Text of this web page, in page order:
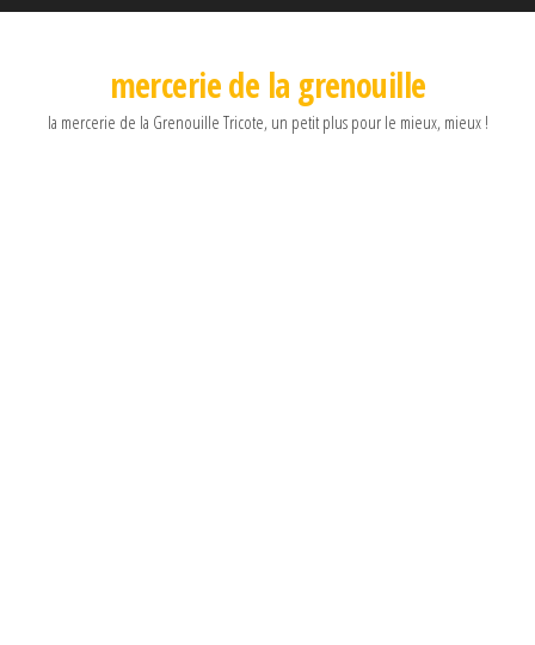
mercerie de la grenouille
la mercerie de la Grenouille Tricote, un petit plus pour le mieux, mieux !